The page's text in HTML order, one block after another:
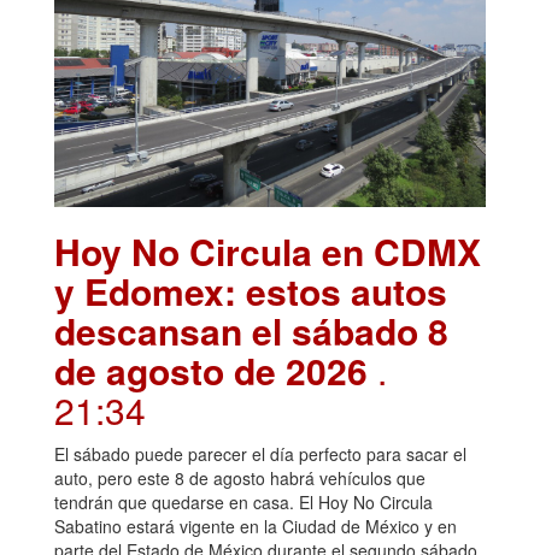
Hoy No Circula en CDMX
y Edomex: estos autos
descansan el sábado 8
de agosto de 2026 .
21:34
El sábado puede parecer el día perfecto para sacar el
auto, pero este 8 de agosto habrá vehículos que
tendrán que quedarse en casa. El Hoy No Circula
Sabatino estará vigente en la Ciudad de México y en